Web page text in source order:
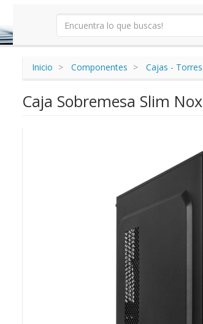
Inicio Componentes Cajas - Torres
Caja Sobremesa Slim